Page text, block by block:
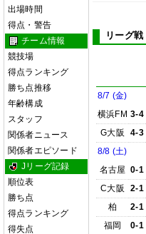
出場時間
得点・警告
チーム情報
競技場
得点ランキング
勝ち点推移
年齢構成
スタッフ
関係者ニュース
関係者エピソード
Jリーグ記録
順位表
勝ち点
得点ランキング
得失点
リーグ戦
8/7 (金)
横浜FM 3-4
G大阪
4-3
8/8 (土)
名古屋 0-1
C大阪
2-1
柏
2-1
福岡
0-1